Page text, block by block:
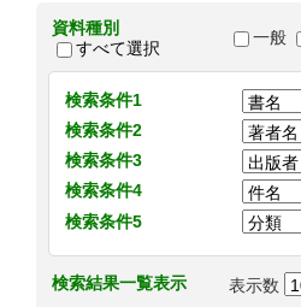
資料種別
すべて選択
一般
検索条件1
検索条件2
検索条件3
検索条件4
検索条件5
検索結果一覧表示 表示数